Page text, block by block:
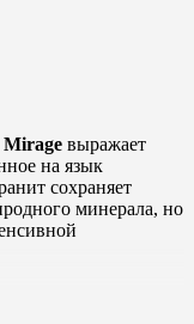
Mirage выражает
на язык
сохраняет
минерала, но